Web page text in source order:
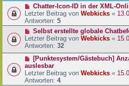
Chatter-Icon-ID in der XML-
Letzter Beitrag von Webkicks «
Antworten: 5
Selbst erstellte globale
Letzter Beitrag von Webkicks «
Antworten: 32
[Punktesystem/Gästebuch]
auslesbar
Letzter Beitrag von Webkicks «
Antworten: 4